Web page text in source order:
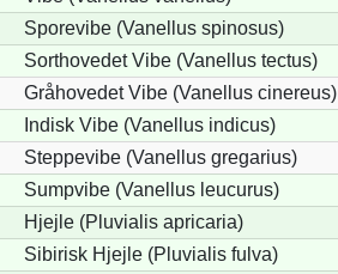
Sporevibe (Vanellus spinosus)
Sorthovedet Vibe (Vanellus tectus)
Gråhovedet Vibe (Vanellus cinereus)
Indisk Vibe (Vanellus indicus)
Steppevibe (Vanellus gregarius)
Sumpvibe (Vanellus leucurus)
Hjejle (Pluvialis apricaria)
Sibirisk Hjejle (Pluvialis fulva)